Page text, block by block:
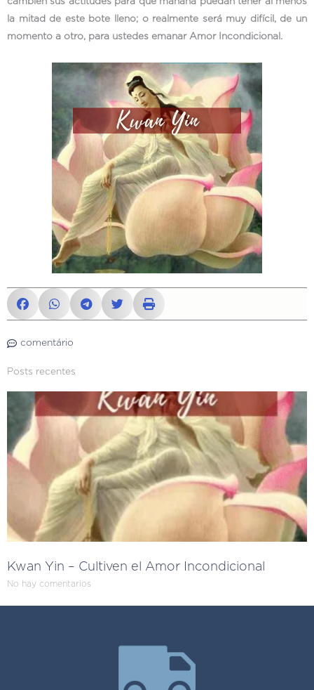
la mitad de este bote lleno; o realmente será muy difícil, de un
momento a otro, para ustedes emanar Amor Incondicional.
comentário
Posts recentes
Kwan Yin – Cultiven el Amor Incondicional
No hay comentarios